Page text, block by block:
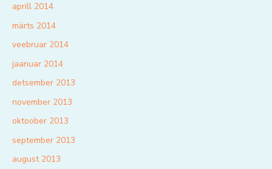
aprill 2014
märts 2014
veebruar 2014
jaanuar 2014
detsember 2013
november 2013
oktoober 2013
september 2013
august 2013